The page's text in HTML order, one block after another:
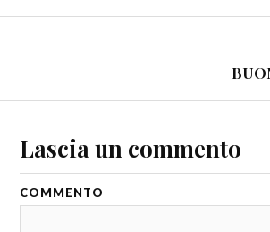
Lascia un commento
COMMENTO